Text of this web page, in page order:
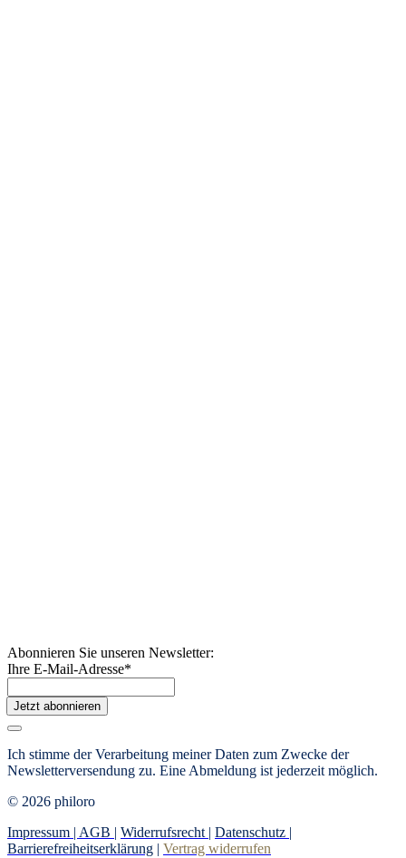
Abonnieren Sie unseren Newsletter:
Ihre E-Mail-Adresse*
Jetzt abonnieren
Ich stimme der Verarbeitung meiner Daten zum Zwecke der
Newsletterversendung zu. Eine Abmeldung ist jederzeit möglich.
© 2026 philoro
Impressum | AGB | Widerrufsrecht | Datenschutz |
Barrierefreiheitserklärung | Vertrag widerrufen